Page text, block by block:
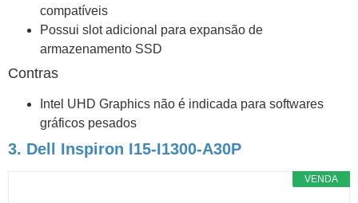
compatíveis
Possui slot adicional para expansão de
armazenamento SSD
Contras
Intel UHD Graphics não é indicada para softwares
gráficos pesados
3. Dell Inspiron I15-I1300-A30P
VENDA